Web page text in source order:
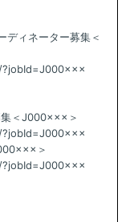
ディネーター募集＜
＜J000×××＞
＞